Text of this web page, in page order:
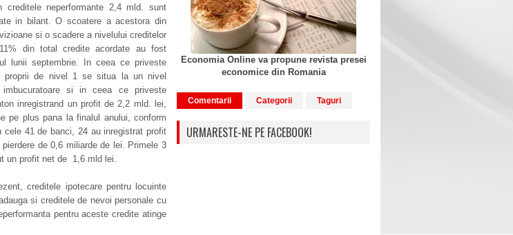
neperformante 2,4 mld. sunt
in bilant. O scoatere a acestora din
si o scadere a nivelului creditelor
din total credite acordate au fost
lunii septembrie. In ceea ce priveste
proprii de nivel 1 se situa la un nivel
si in ceea ce priveste
inregistrand un profit de 2,2 mld. lei,
pe plus pana la finalul anului, conform
cele 41 de banci, 24 au inregistrat profit
de 0,6 miliarde de lei. Primele 3
un profit net de 1,6 mld lei.
creditele ipotecare pentru locuinte
si creditele de nevoi personale cu
pentru aceste credite atinge
Economia Online va propune revista presei
economice din Romania
Comentarii Categorii Taguri
URMARESTE-NE PE FACEBOOK!